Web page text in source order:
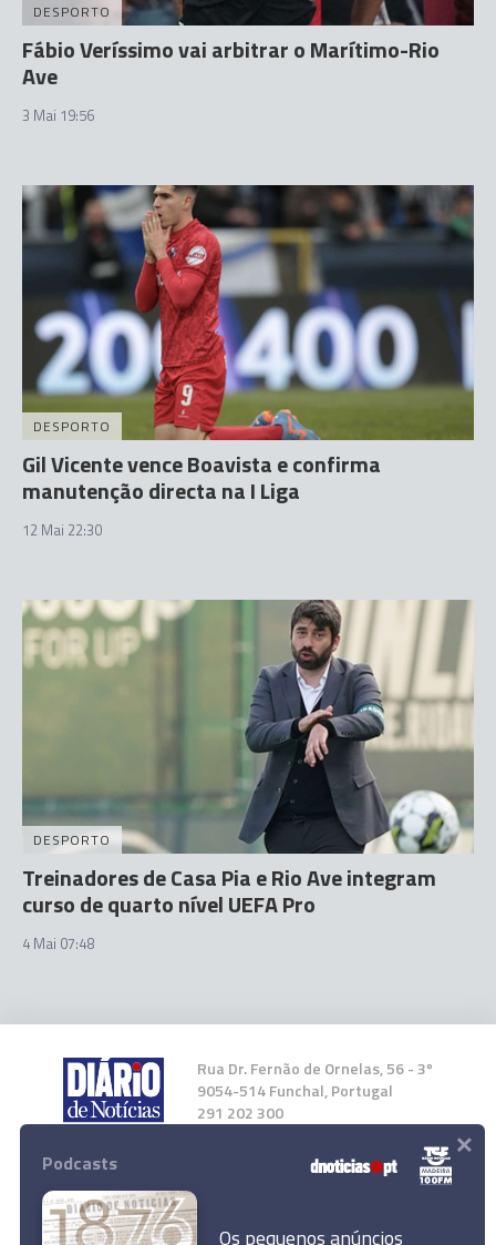
DESPORTO
Fábio Veríssimo vai arbitrar o Marítimo-Rio
Ave
3 Mai 19:56
DESPORTO
Gil Vicente vence Boavista e confirma
manutenção directa na I Liga
12 Mai 22:30
DESPORTO
Treinadores de Casa Pia e Rio Ave integram
curso de quarto nível UEFA Pro
4 Mai 07:48
Rua Dr. Fernão de Ornelas, 56 - 3º
9054-514 Funchal, Portugal
291 202 300
Instale a nossa App
Podcasts
Os pequenos anúncios
×